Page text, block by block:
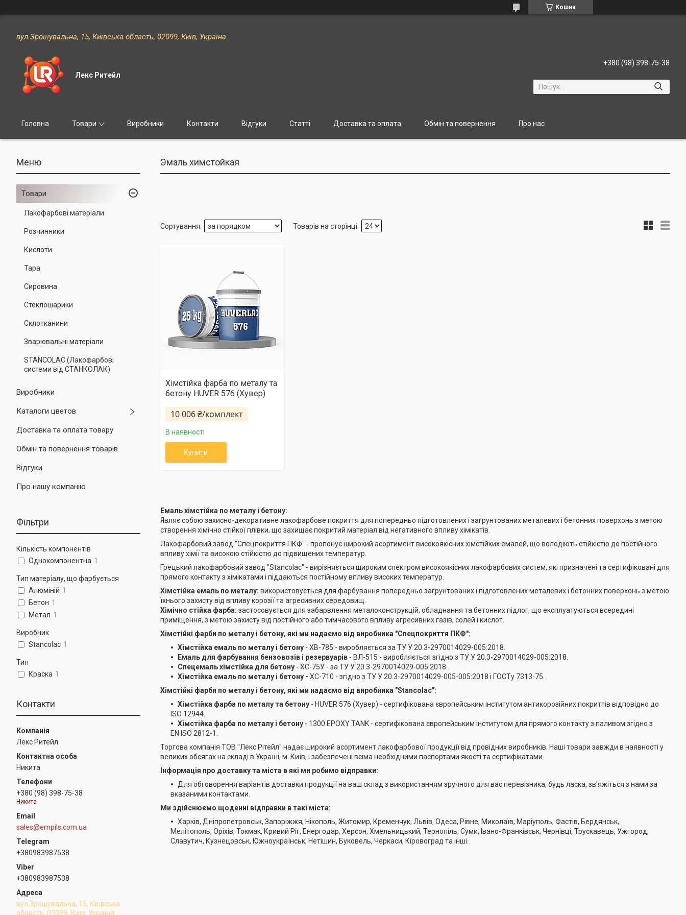
Кошик
вул.Зрошувальна, 15, Київська область, 02099, Київ, Україна
Лекс Ритейл
+380 (98) 398-75-38
Головна Товари Виробники Контакти Відгуки Статті Доставка та оплата Обмін та повернення Про нас
Товари
Лакофарбові матеріали
Розчинники
Кислоти
Тара
Сировина
Стеклошарики
Склотканини
Зварювальні матеріали
STANCOLAC (Лакофарбові
системи від СТАНКОЛАК)
Виробники
Каталоги цветов
Доставка та оплата товару
Обмін та повернення товарів
Відгуки
Про нашу компанію
Фільтри
Кількість компонентів
Однокомпонентна 1
Тип матеріалу, що фарбується
Алюміній 1
Бетон 1
Метал 1
Виробник
Stancolac 1
Тип
Краска 1
Контакти
Лекс Ритейл
Никита
+380 (98) 398-75-38
Никита
sales@empils.com.ua
+380983987538
+380983987538
вул.Зрошувальна, 15, Київська
область, 02099, Київ, Україна
Эмаль химстойкая
Хімстійка фарба по металу та
бетону HUVER 576 (Хувер)
10 006 ₴/комплект
В наявності
Купити
Емаль хімстійка по металу і бетону:
Являє собою захисно-декоративне лакофарбове покриття для попередньо підготовлених і заґрунтованих металевих і бетонних поверхонь з метою
створення хімічно стійкої плівки, що захищає покритий матеріал від негативного впливу хімікатів.
Лакофарбовий завод "Спецпокриття ПКФ" - пропонує широкий асортимент високоякісних хімстійких емалей, що володіють стійкістю до постійного
впливу хімії та високою стійкістю до підвищених температур.
Грецький лакофарбовий завод "Stancolac" - вирізняється широким спектром високоякісних лакофарбових систем, які призначені та сертифіковані для
прямого контакту з хімікатами і піддаються постійному впливу високих температур.
Хімстійка емаль по металу: використовується для фарбування попередньо заґрунтованих і підготовлених металевих і бетонних поверхонь з метою
їхнього захисту від впливу корозії та агресивних середовищ.
Хімічно стійка фарба: застосовується для забарвлення металоконструкцій, обладнання та бетонних підлог, що експлуатуються всередині
приміщення, з метою захисту від постійного або тимчасового впливу агресивних газів, солей і кислот.
Хімстійкі фарби по металу і бетону, які ми надаємо від виробника "Спецпокриття ПКФ":
Хімстійка емаль по металу і бетону- ХВ-785 - виробляється за ТУ У 20.3-2970014029-005:2018.
Емаль для фарбування бензовозів і резервуарів- ВЛ-515 - виробляється згідно з ТУ У 20.3-2970014029-005:2018.
Спецемаль хімстійка для бетону- ХС-75У - за ТУ У 20.3-2970014029-005:2018.
Хімстійка емаль по металу і бетону - ХС-710 - згідно з ТУ У 20.3-2970014029-005-005:2018 і ГОСТу 7313-75.
Хімстійкі фарби по металу і бетону, які ми надаємо від виробника "Stancolac":
Хімстійка фарба по металу та бетону- HUVER 576 (Хувер) - сертифікована європейським інститутом антикорозійних покриттів відповідно до
ISO 12944.
Хімстійка фарба по металу і бетону- 1300 EPOXY TANK - сертифікована європейським інститутом для прямого контакту з паливом згідно з
EN ISO 2812-1.
Торгова компанія ТОВ "Лекс Рітейл" надає широкий асортимент лакофарбової продукції від провідних виробників. Наші товари завжди в наявності у
великих обсягах на складі в Україні, м. Київ, і забезпечені всіма необхідними паспортами якості та сертифікатами.
Інформація про доставку та міста в які ми робимо відправки:
Для обговорення варіантів доставки продукції на ваш склад з використанням зручного для вас перевізника, будь ласка, зв'яжіться з нами за
вказаними контактами.
Ми здійснюємо щоденні відправки в такі міста:
Харків, Дніпропетровськ, Запоріжжя, Нікополь, Житомир, Кременчук, Львів, Одеса, Рівне, Миколаїв, Маріуполь, Фастів, Бердянськ,
Мелітополь, Оріхів, Токмак, Кривий Ріг, Енергодар, Херсон, Хмельницький, Тернопіль, Суми, Івано-Франківськ, Чернівці, Трускавець, Ужгород,
Славутич, Кузнецовськ, Южноукраїнськ, Нетішин, Буковель, Черкаси, Кіровоград та інші.